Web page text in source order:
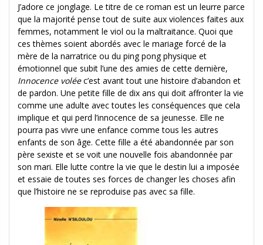
J’adore ce jonglage. Le titre de ce roman est un leurre parce
que la majorité pense tout de suite aux violences faites aux
femmes, notamment le viol ou la maltraitance. Quoi que
ces thèmes soient abordés avec le mariage forcé de la
mère de la narratrice ou du ping pong physique et
émotionnel que subit l’une des amies de cette dernière,
Innocence voléec’est avant tout une histoire d’abandon et
de pardon. Une petite fille de dix ans qui doit affronter la vie
comme une adulte avec toutes les conséquences que cela
implique et qui perd l’innocence de sa jeunesse. Elle ne
pourra pas vivre une enfance comme tous les autres
enfants de son âge. Cette fille a été abandonnée par son
père sexiste et se voit une nouvelle fois abandonnée par
son mari. Elle lutte contre la vie que le destin lui a imposée
et essaie de toutes ses forces de changer les choses afin
que l’histoire ne se reproduise pas avec sa fille.